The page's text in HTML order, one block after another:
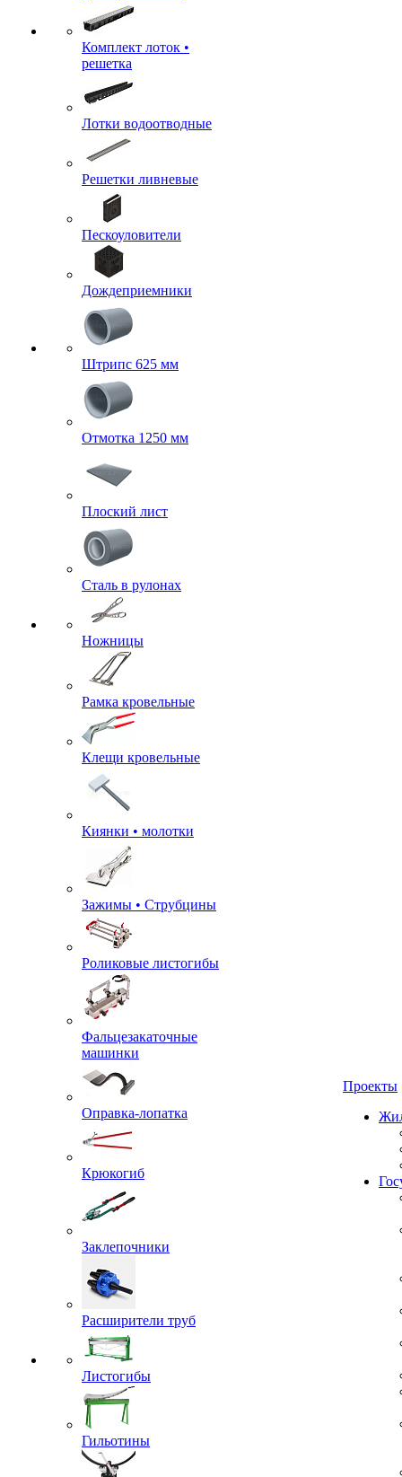
Комплект лоток •
решетка
Лотки водоотводные
Решетки ливневые
Пескоуловители
Дождеприемники
Штрипс 625 мм
Отмотка 1250 мм
Плоский лист
Сталь в рулонах
Ножницы
Рамка кровельные
Клещи кровельные
Киянки • молотки
Зажимы • Струбцины
Роликовые листогибы
Фальцезакаточные
машинки
Оправка-лопатка
Крюкогиб
Заклепочники
Расширители труб
Листогибы
Гильотины
Проекты